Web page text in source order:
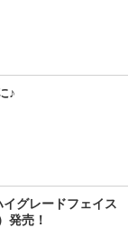
♪
イグレードフェイス
発売！